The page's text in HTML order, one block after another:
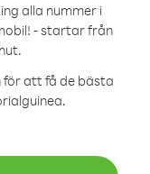
alla nummer i
- startar från
för att få de bästa